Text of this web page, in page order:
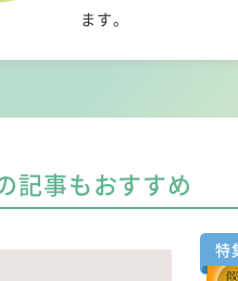
ます。
記事もおすすめ
特